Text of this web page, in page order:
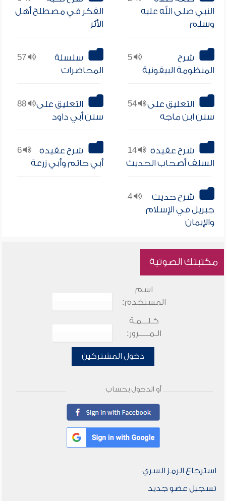
النبي صلى الله عليه
وسلم
الفكر في مصطلح أهل
الأثر
5
شرح
المنظومة البيقونية
57
سلسلة
المحاضرات
54
التعليق على
سنن ابن ماجه
88
التعليق على
سنن أبي داود
14
شرح عقيدة
السلف أصحاب الحديث
6
شرح عقيدة
أبي حاتم وأبي زرعة
4
شرح حديث
جبريل في الإسلام
والإيمان
مكتبتك الصوتية
اسم
المستخدم:
كـلـــمـة
الـمـــــرور:
دخول المشتركين
أو الدخول بحساب
استرجاع الرمز السري
تسجيل عضو جديد